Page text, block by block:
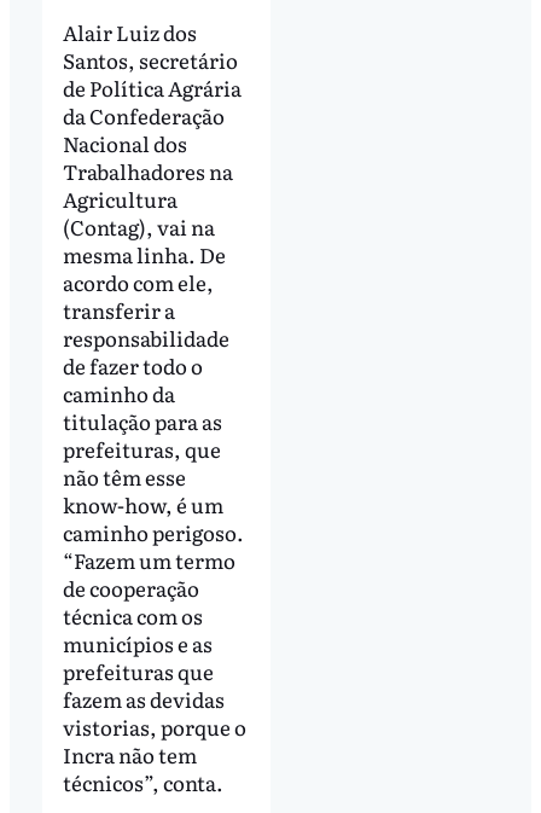
Alair Luiz dos
Santos, secretário
de Política Agrária
da Confederação
Nacional dos
Trabalhadores na
Agricultura
(Contag), vai na
mesma linha. De
acordo com ele,
transferir a
responsabilidade
de fazer todo o
caminho da
titulação para as
prefeituras, que
não têm esse
know-how, é um
caminho perigoso.
“Fazem um termo
de cooperação
técnica com os
municípios e as
prefeituras que
fazem as devidas
vistorias, porque o
Incra não tem
técnicos”, conta.